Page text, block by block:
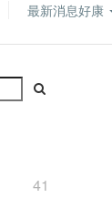
最新消息好康
41